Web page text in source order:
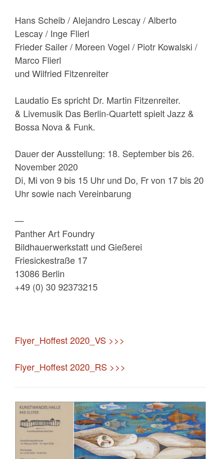
Hans Scheib / Alejandro Lescay / Alberto
Lescay / Inge Flierl
Frieder Sailer / Moreen Vogel / Piotr Kowalski /
Marco Flierl
und Wilfried Fitzenreiter
Laudatio Es spricht Dr. Martin Fitzenreiter.
& Livemusik Das Berlin-Quartett spielt Jazz &
Bossa Nova & Funk.
Dauer der Ausstellung: 18. September bis 26.
November 2020
Di, Mi von 9 bis 15 Uhr und Do, Fr von 17 bis 20
Uhr sowie nach Vereinbarung
—
Panther Art Foundry
Bildhauerwerkstatt und Gießerei
Friesickestraße 17
13086 Berlin
+49 (0) 30 92373215
Flyer_Hoffest 2020_VS >>>
Flyer_Hoffest 2020_RS >>>